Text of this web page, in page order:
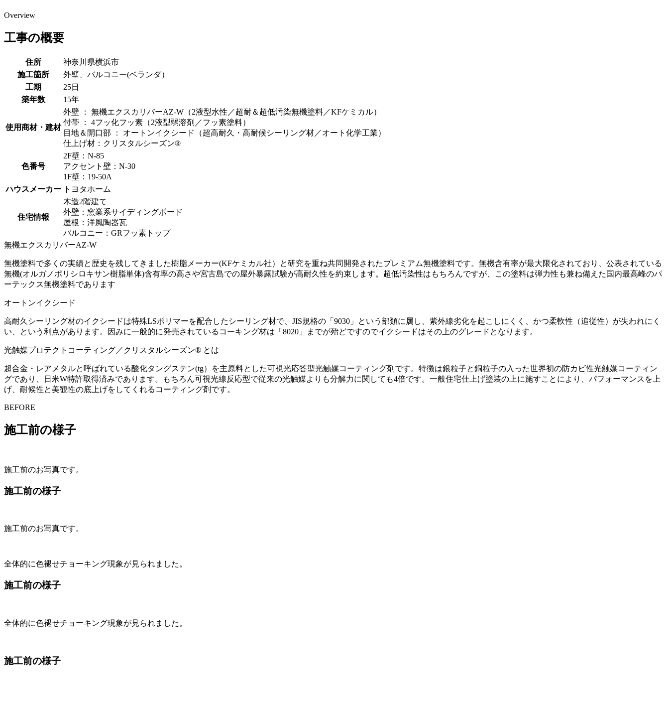
Overview
工事の概要
住所
神奈川県横浜市
施工箇所
外壁、バルコニー(ベランダ）
工期
25日
築年数
15年
使用商材・建材
外壁 ： 無機エクスカリバーAZ-W（2液型水性／超耐＆超低汚染無機塗料／KFケミカル）
付帯 ： 4フッ化フッ素（2液型弱溶剤／フッ素塗料）
目地＆開口部 ： オートンイクシード（超高耐久・高耐候シーリング材／オート化学工業）
仕上げ材：クリスタルシーズン®
色番号
2F壁：N-85
アクセント壁：N-30
1F壁：19-50A
ハウスメーカー トヨタホーム
住宅情報
木造2階建て
外壁：窯業系サイディングボード
屋根：洋風陶器瓦
バルコニー：GRフッ素トップ
無機エクスカリバーAZ-W
無機塗料で多くの実績と歴史を残してきました樹脂メーカー(KFケミカル社）と研究を重ね共同開発されたプレミアム無機塗料です。無機含有率が最大限化されており、公表されている
無機(オルガノポリシロキサン樹脂単体)含有率の高さや宮古島での屋外暴露試験が高耐久性を約束します。超低汚染性はもちろんですが、この塗料は弾力性も兼ね備えた国内最高峰のパ
ーテックス無機塗料であります
オートンイクシード
高耐久シーリング材のイクシードは特殊LSポリマーを配合したシーリング材で、JIS規格の「9030」という部類に属し、紫外線劣化を起こしにくく、かつ柔軟性（追従性）が失われにく
い、という利点があります。因みに一般的に発売されているコーキング材は「8020」までが殆どですのでイクシードはその上のグレードとなります。
光触媒プロテクトコーティング／クリスタルシーズン® とは
超合金・レアメタルと呼ばれている酸化タングステン(tg）を主原料とした可視光応答型光触媒コーティング剤です。特徴は銀粒子と銅粒子の入った世界初の防カビ性光触媒コーティン
グであり、日米W特許取得済みであります。もちろん可視光線反応型で従来の光触媒よりも分解力に関しても4倍です。一般住宅仕上げ塗装の上に施すことにより、パフォーマンスを上
げ、耐候性と美観性の底上げをしてくれるコーティング剤です。
BEFORE
施工前の様子
施工前のお写真です。
施工前の様子
施工前のお写真です。
全体的に色褪せチョーキング現象が見られました。
施工前の様子
全体的に色褪せチョーキング現象が見られました。
施工前の様子